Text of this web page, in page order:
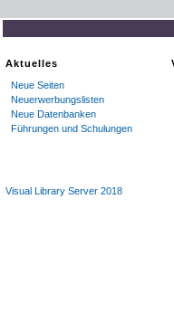
Aktuelles
Neue Seiten
Neuerwerbungslisten
Neue Datenbanken
Führungen und Schulungen
Visual Library Server 2018